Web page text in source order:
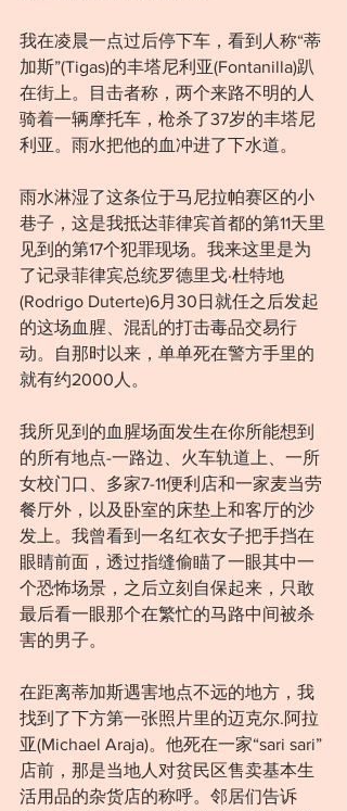
我在凌晨一点过后停下车，看到人称“蒂
加斯”(Tigas)的丰塔尼利亚(Fontanilla)趴
在街上。目击者称，两个来路不明的人
骑着一辆摩托车，枪杀了37岁的丰塔尼
利亚。雨水把他的血冲进了下水道。
雨水淋湿了这条位于马尼拉帕赛区的小
巷子，这是我抵达菲律宾首都的第11天里
见到的第17个犯罪现场。我来这里是为
了记录菲律宾总统罗德里戈·杜特地
(Rodrigo Duterte)6月30日就任之后发起
的这场血腥、混乱的打击毒品交易行
动。自那时以来，单单死在警方手里的
就有约2000人。
我所见到的血腥场面发生在你所能想到
的所有地点-一路边、火车轨道上、一所
女校门口、多家7-11便利店和一家麦当劳
餐厅外，以及卧室的床垫上和客厅的沙
发上。我曾看到一名红衣女子把手挡在
眼睛前面，透过指缝偷瞄了一眼其中一
个恐怖场景，之后立刻自保起来，只敢
最后看一眼那个在繁忙的马路中间被杀
害的男子。
在距离蒂加斯遇害地点不远的地方，我
找到了下方第一张照片里的迈克尔.阿拉
亚(Michael Araja)。他死在一家“sari sari”
店前，那是当地人对贫民区售卖基本生
活用品的杂货店的称呼。邻居们告诉